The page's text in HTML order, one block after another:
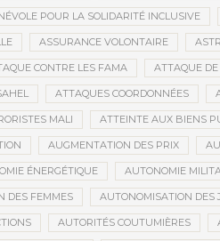
POUR LA SOLIDARITÉ INCLUSIVE
ASSURANCE VOLONTAIRE
CONTRE LES FAMA ATTAQUE
ATTAQUES COORDONNÉES
MALI ATTEINTE AUX BIENS
AUGMENTATION DES PRIX
ÉNERGÉTIQUE AUTONOMIE
DES FEMMES AUTONOMISATION DES
AUTORITÉS COUTUMIÈRES